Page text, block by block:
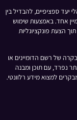
יעד ספציפיים, להבדיל בין
אחד. באמצעות שימוש
הצעת פונקציונליות
של רשם הדומיינים או
נפרד, עם תוכן ומבנה
למצוא מידע רלוונטי.